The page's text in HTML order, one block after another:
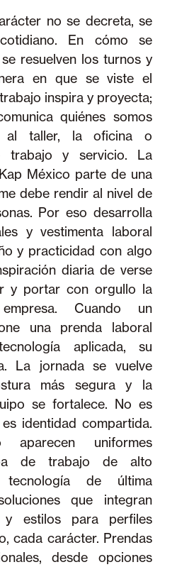
no se decreta, se
En cómo se
resuelven los turnos y
en que se viste el
inspira y proyecta;
quiénes somos
al taller, la oficina o
y servicio. La
México parte de una
debe rendir al nivel de
Por eso desarrolla
y vestimenta laboral
y practicidad con algo
diaria de verse
y portar con orgullo la
Cuando un
una prenda laboral
aplicada, su
La jornada se vuelve
más segura y la
se fortalece. No es
identidad compartida.
uniformes
de trabajo de alto
tecnología de última
que integran
y estilos para perfiles
cada carácter. Prendas
desde opciones